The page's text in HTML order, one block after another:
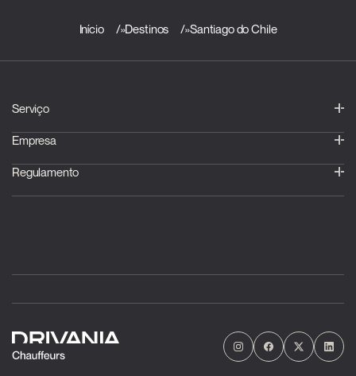
Início »Destinos »Santiago do Chile
Serviço
Empresa
Regulamento